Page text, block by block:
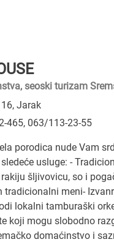
seoski turizam
Jarak
465, 063/113-23-55
porodica nude Vam
usluge: -
šljivovicu, so i
tradicionalni meni-
lokalni tamburaški
koji mogu slobodno
domaćinstvo i